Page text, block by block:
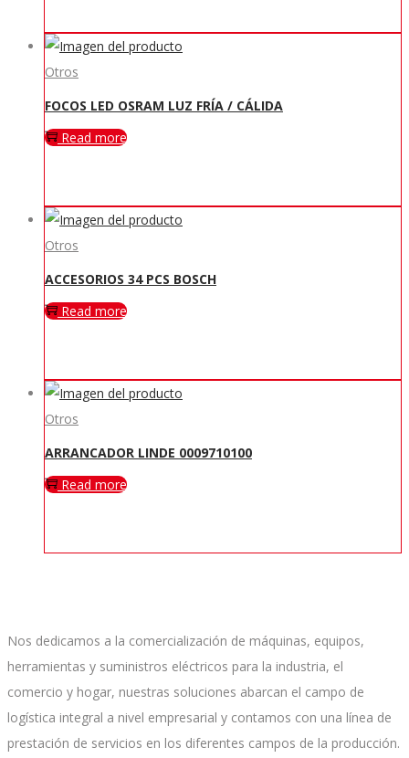
Otros
FOCOS LED OSRAM LUZ FRÍA / CÁLIDA
Read more
Otros
ACCESORIOS 34 PCS BOSCH
Read more
Otros
ARRANCADOR LINDE 0009710100
Read more
Nos dedicamos a la comercialización de máquinas, equipos,
herramientas y suministros eléctricos para la industria, el
comercio y hogar, nuestras soluciones abarcan el campo de
logística integral a nivel empresarial y contamos con una línea de
prestación de servicios en los diferentes campos de la producción.